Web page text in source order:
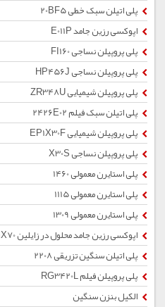
پلی اتیلن سبک خطی 20BF5
اپوکسی رزین جامد E011P
پلی پروپیلن نساجی FI160
پلی پروپیلن نساجی HP456J
پلی پروپیلن شیمیایی ZR348U
پلی اتیلن سبک فیلم 2426E02
پلی پروپیلن شیمیایی EP1X30F
پلی پروپیلن نساجی X30S
پلی استایرن معمولی 1460
پلی استایرن معمولی 1115
پلی استایرن معمولی 1309
اپوکسی رزین جامد محلول در زایلین E01X70
پلی اتیلن سنگین تزریقی 2208
پلی پروپیلن فیلم RG3420L
الکیل بنزن سنگین